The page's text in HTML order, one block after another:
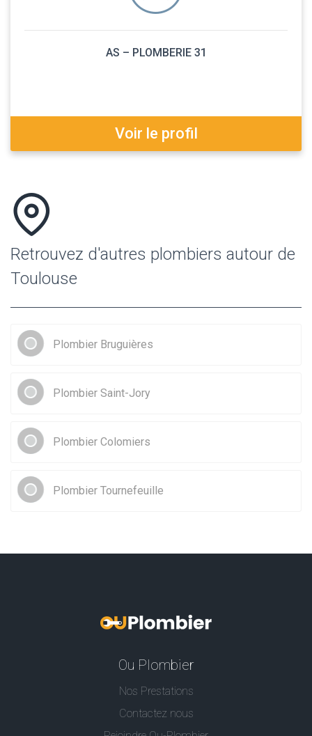
AS – PLOMBERIE 31
Voir le profil
Retrouvez d'autres plombiers autour de
Toulouse
Plombier Bruguières
Plombier Saint-Jory
Plombier Colomiers
Plombier Tournefeuille
Ou Plombier
Nos Prestations
Contactez nous